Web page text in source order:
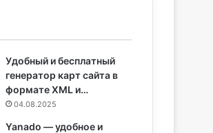
Удобный и бесплатный
генератор карт сайта в
формате XML и…
04.08.2025
Yanado — удобное и